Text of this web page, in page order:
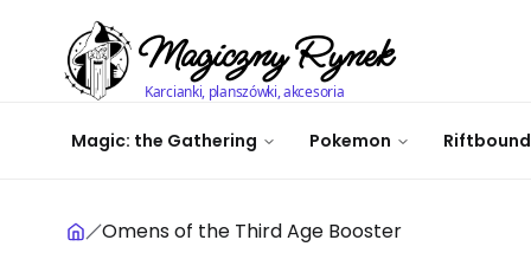
Magiczny Rynek
Karcianki, planszówki, akcesoria
Magic: the Gathering Pokemon Riftbound
Omens of the Third Age Booster